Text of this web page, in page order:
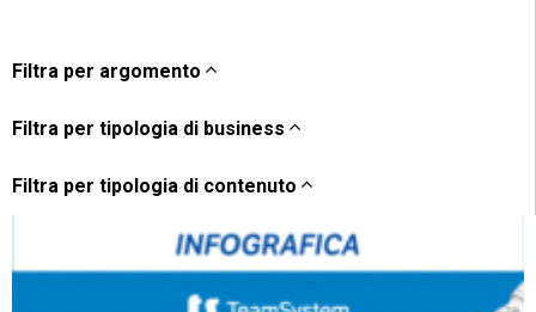
Filtra per argomento
Filtra per tipologia di business
Filtra per tipologia di contenuto